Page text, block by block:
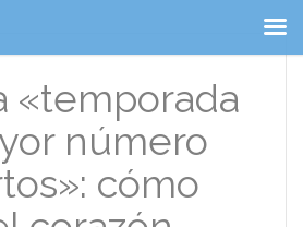
«temporada
número
cómo